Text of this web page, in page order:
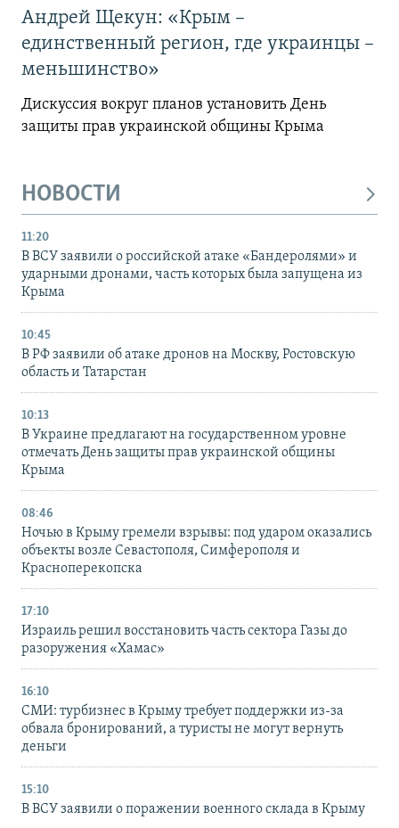
Андрей Щекун: «Крым –
единственный регион, где украинцы –
меньшинство»
Дискуссия вокруг планов установить День
защиты прав украинской общины Крыма
НОВОСТИ
11:20
В ВСУ заявили о российской атаке «Бандеролями» и
ударными дронами, часть которых была запущена из
Крыма
10:45
В РФ заявили об атаке дронов на Москву, Ростовскую
область и Татарстан
10:13
В Украине предлагают на государственном уровне
отмечать День защиты прав украинской общины
Крыма
08:46
Ночью в Крыму гремели взрывы: под ударом оказались
объекты возле Севастополя, Симферополя и
Красноперекопска
17:10
Израиль решил восстановить часть сектора Газы до
разоружения «Хамас»
16:10
СМИ: турбизнес в Крыму требует поддержки из-за
обвала бронирований, а туристы не могут вернуть
деньги
15:10
В ВСУ заявили о поражении военного склада в Крыму